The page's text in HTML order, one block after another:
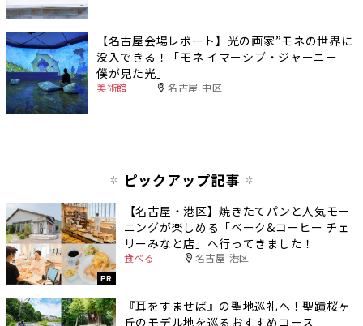
【名古屋会場レポート】光の画家”モネの世界に
没入できる！「モネ イマーシブ・ジャーニー
僕が見た光」
美術館 名古屋 中区
ピックアップ記事
PR
【名古屋・港区】焼きたてパンと人気モー
ニングが楽しめる「ベーク&コーヒー チェ
リーみなと店」へ行ってきました！
食べる 名古屋 港区
『耳をすませば』の聖地巡礼へ！聖蹟桜ヶ
丘のモデル地を巡るおすすめコース